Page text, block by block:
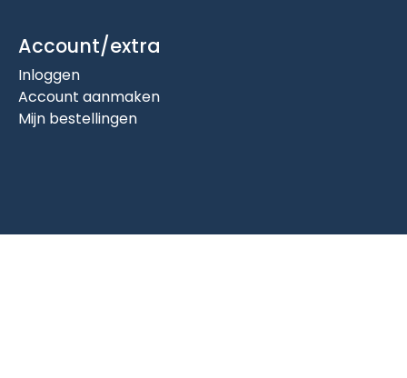
Account/extra
Inloggen
Account aanmaken
Mijn bestellingen